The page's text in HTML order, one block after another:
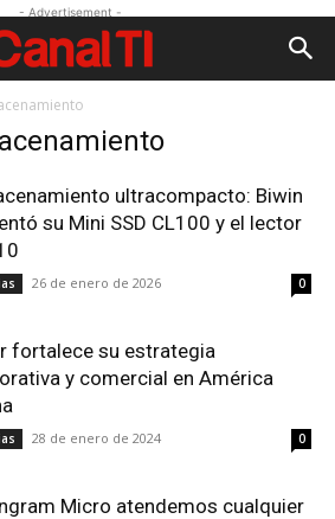
- Advertisement -
ultracompacto: Biwin
su Mini SSD CL100 y el lector
26 de enero de 2026 0
fortalece su estrategia
y comercial en América
28 de enero de 2024 0
Micro atendemos cualquier